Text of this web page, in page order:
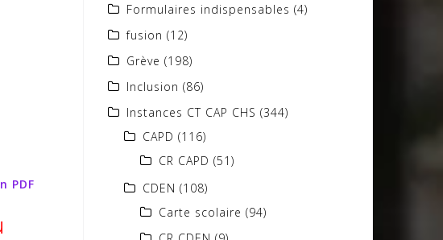
PDF
Formulaires indispensables (4)
fusion (12)
Grève (198)
Inclusion (86)
Instances CT CAP CHS (344)
CAPD (116)
CR CAPD (51)
CDEN (108)
Carte scolaire (94)